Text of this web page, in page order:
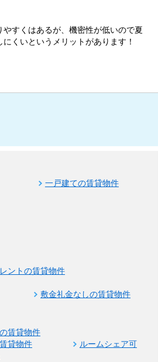
すくはあるが、機密性が低いので夏
くいというメリットがあります！
一戸建ての賃貸物件
ントの賃貸物件
敷金礼金なしの賃貸物件
賃貸物件
貸物件
ルームシェア可